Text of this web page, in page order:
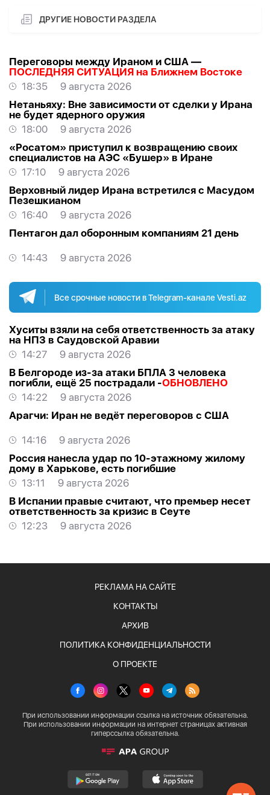
ДРУГИЕ НОВОСТИ РАЗДЕЛА
Переговоры между Ираном и США —
ПОСЛЕДНЯЯ СИТУАЦИЯ на Ближнем Востоке
18:35
9 августа 2026
Нетаньяху: Вне зависимости от сделки у Ирана
не будет ядерного оружия
18:00
9 августа 2026
«Росатом» приступил к возвращению своих
специалистов на АЭС «Бушер» в Иране
17:10
9 августа 2026
Верховный лидер Ирана встретился с Масудом
Пезешкианом
16:40
9 августа 2026
Пентагон дал оборонным компаниям 21 день
14:43 9 августа 2026
Все срочные новости в Telegram-канале Vesti.az
Хуситы взяли на себя ответственность за атаку
на НПЗ в Саудовской Аравии
14:27
9 августа 2026
В Белгороде из-за атаки БПЛА 3 человека
погибли, ещё 25 пострадали -ОБНОВЛЕНО
14:22
9 августа 2026
Арагчи: Иран не ведёт переговоров с США
14:16
9 августа 2026
Россия нанесла удар по 10-этажному жилому
дому в Харькове, есть погибшие
13:11
9 августа 2026
В Испании правые считают, что премьер несет
ответственность за кризис в Сеуте
12:23
9 августа 2026
РЕКЛАМА НА САЙТЕ
КОНТАКТЫ
АРХИВ
ПОЛИТИКА КОНФИДЕНЦИАЛЬНОСТИ
О ПРОЕКТЕ
При использовании информации ссылка на источник обязательна.
При использовании информации на интернет страницах активная
гиперссылка обязательна.